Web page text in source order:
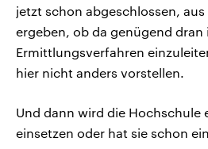
jetzt schon abgeschlossen,
ergeben, ob da genügend dran
Ermittlungsverfahren
hier nicht anders vorstellen.
Und dann wird die Hochschule
einsetzen oder hat sie schon